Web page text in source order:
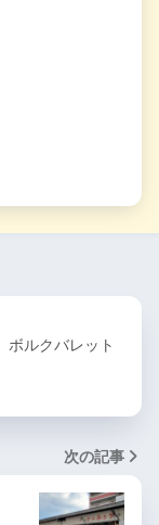
ボルクバレット
次の記事